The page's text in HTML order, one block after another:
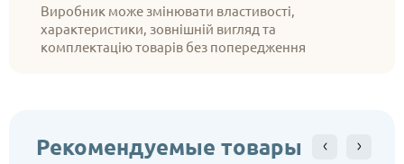
Виробник може змінювати властивості,
характеристики, зовнішній вигляд та
комплектацію товарів без попередження
Рекомендуемые товары